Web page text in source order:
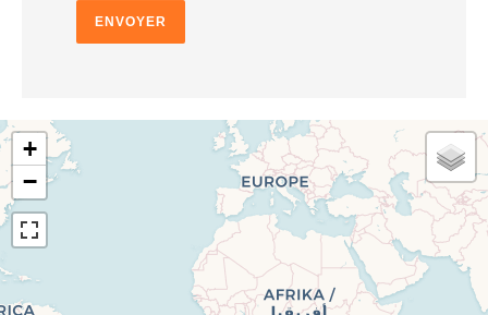
ENVOYER
+
−